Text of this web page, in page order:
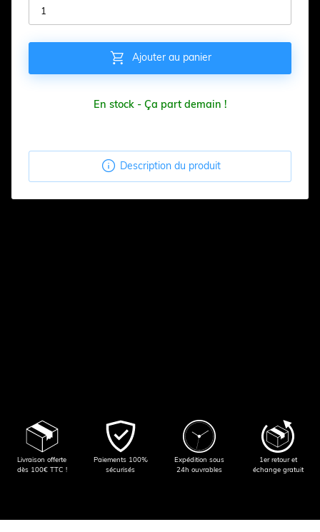
 Ajouter au panier
En stock - Ça part demain !
 Description du produit
Livraison offerte
dès 100€ TTC !
Paiements 100%
sécurisés
Expédition sous
24h ouvrables
1er retour et
échange gratuit